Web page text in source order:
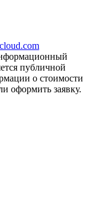
публичной
о стоимости
оформить заявку.